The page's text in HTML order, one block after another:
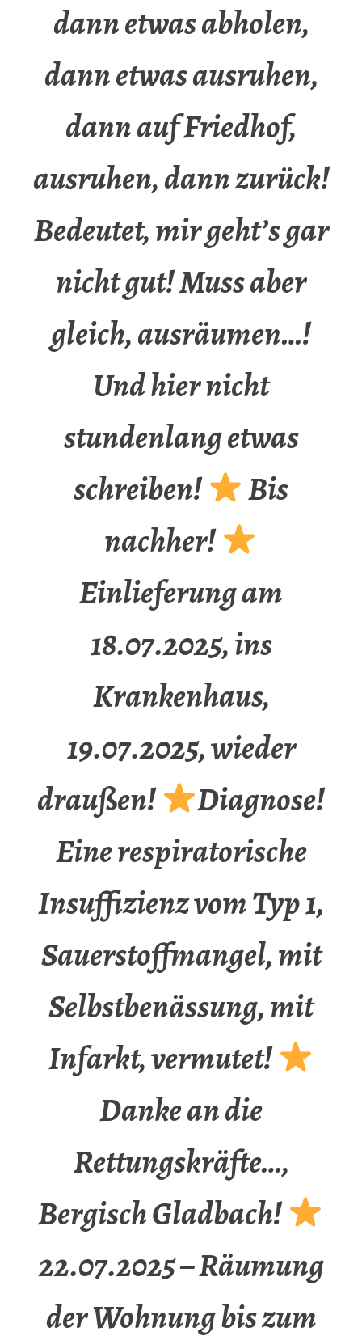
dann etwas abholen,
dann etwas ausruhen,
dann auf Friedhof,
ausruhen, dann zurück!
Bedeutet, mir geht’s gar
nicht gut! Muss aber
gleich, ausräumen…!
Und hier nicht
stundenlang etwas
schreiben!
Bis
nachher!
Einlieferung am
18.07.2025, ins
Krankenhaus,
19.07.2025, wieder
draußen!
Diagnose!
Eine respiratorische
Insuffizienz vom Typ 1,
Sauerstoffmangel, mit
Selbstbenässung, mit
Infarkt, vermutet!
Danke an die
Rettungskräfte…,
Bergisch Gladbach!
22.07.2025 – Räumung
der Wohnung bis zum